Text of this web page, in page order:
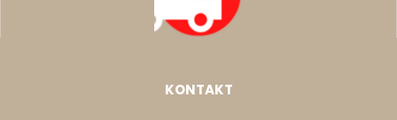
KONTAKT